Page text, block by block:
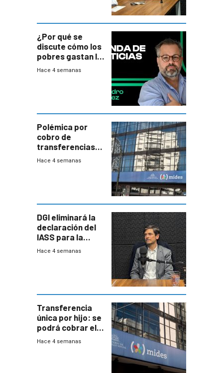
¿Por qué se
discute cómo los
pobres gastan la
plata?
Hace 4 semanas
Polémica por
cobro de
transferencias
del Mides en
Hace 4 semanas
DGI eliminará la
declaración del
IASS para la
mayoría de los
Hace 4 semanas
Transferencia
única por hijo: se
podrá cobrar el
100% en efectivo
Hace 4 semanas